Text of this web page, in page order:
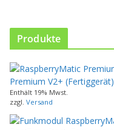
t
w
e
i
s
m
Produkte
Premium V2+ (Fertiggerät)
Enthält 19% Mwst.
zzgl. Versand